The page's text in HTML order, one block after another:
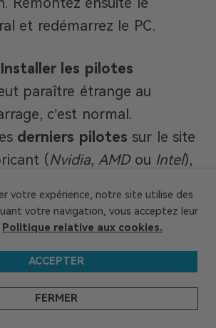
et redémarrez le PC.
les pilotes
paraître étrange au
c’est normal.
derniers pilotes sur le site
(Nvidia, AMDou Intel),
courants et
?Vérifiez que la carte
votre expérience, notre site utilise des
votre navigation, vous acceptez leur
Politique relative aux cookies.
ACCEPTER
FERMER